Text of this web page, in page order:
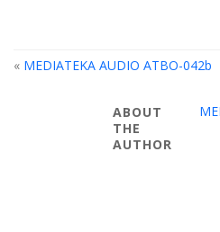
« MEDIATEKA AUDIO ATBO-042b
ABOUT
THE
AUTHOR